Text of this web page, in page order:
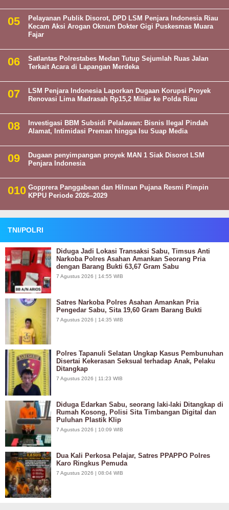
Pelayanan Publik Disorot, DPD LSM Penjara Indonesia Riau
Kecam Aksi Arogan Oknum Dokter Gigi Puskesmas Muara
Fajar
Satlantas Polrestabes Medan Tutup Sejumlah Ruas Jalan
Terkait Acara di Lapangan Merdeka
LSM Penjara Indonesia Laporkan Dugaan Korupsi Proyek
Renovasi Lima Madrasah Rp15,2 Miliar ke Polda Riau
Investigasi BBM Subsidi Pelalawan: Bisnis Ilegal Pindah
Alamat, Intimidasi Preman hingga Isu Suap Media
Dugaan penyimpangan proyek MAN 1 Siak Disorot LSM
Penjara Indonesia
Gopprera Panggabean dan Hilman Pujana Resmi Pimpin
KPPU Periode 2026–2029
TNI/POLRI
Diduga Jadi Lokasi Transaksi Sabu, Timsus Anti
Narkoba Polres Asahan Amankan Seorang Pria
dengan Barang Bukti 63,67 Gram Sabu
7 Agustus 2026 | 14:55 WIB
Satres Narkoba Polres Asahan Amankan Pria
Pengedar Sabu, Sita 19,60 Gram Barang Bukti
7 Agustus 2026 | 14:35 WIB
Polres Tapanuli Selatan Ungkap Kasus Pembunuhan
Disertai Kekerasan Seksual terhadap Anak, Pelaku
Ditangkap
7 Agustus 2026 | 11:23 WIB
Diduga Edarkan Sabu, seorang laki-laki Ditangkap di
Rumah Kosong, Polisi Sita Timbangan Digital dan
Puluhan Plastik Klip
7 Agustus 2026 | 10:09 WIB
Dua Kali Perkosa Pelajar, Satres PPAPPO Polres
Karo Ringkus Pemuda
7 Agustus 2026 | 08:04 WIB